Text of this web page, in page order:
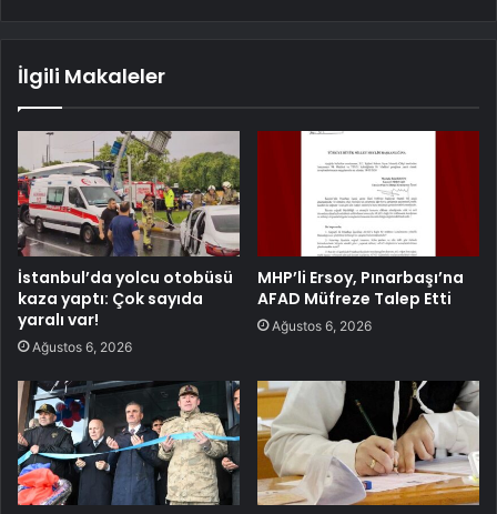
İlgili Makaleler
İstanbul’da yolcu otobüsü
kaza yaptı: Çok sayıda
yaralı var!
Ağustos 6, 2026
MHP’li Ersoy, Pınarbaşı’na
AFAD Müfreze Talep Etti
Ağustos 6, 2026